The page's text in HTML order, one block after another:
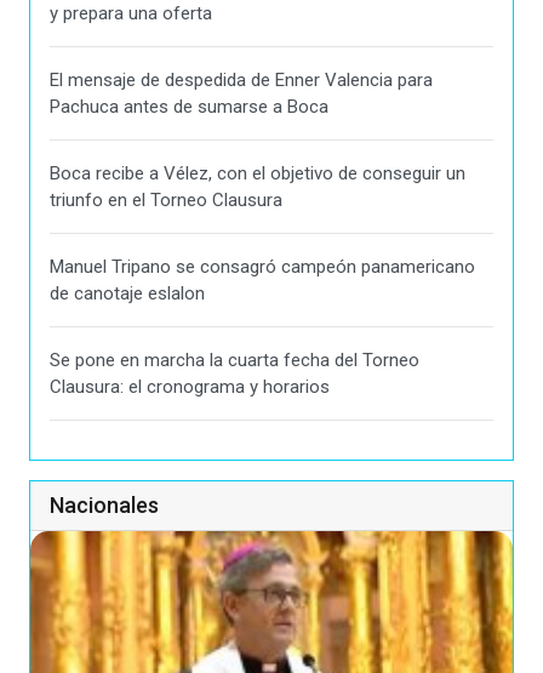
y prepara una oferta
El mensaje de despedida de Enner Valencia para
Pachuca antes de sumarse a Boca
Boca recibe a Vélez, con el objetivo de conseguir un
triunfo en el Torneo Clausura
Manuel Tripano se consagró campeón panamericano
de canotaje eslalon
Se pone en marcha la cuarta fecha del Torneo
Clausura: el cronograma y horarios
Nacionales